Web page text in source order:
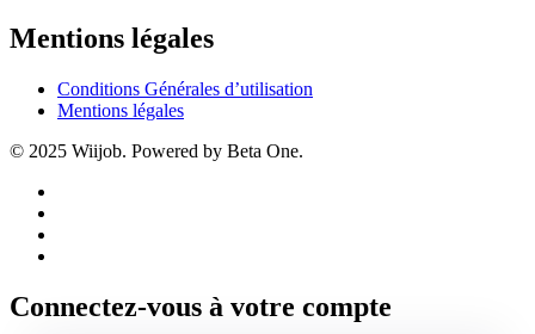
Mentions légales
Conditions Générales d’utilisation
Mentions légales
© 2025 Wiijob. Powered by Beta One.
Connectez-vous à votre compte